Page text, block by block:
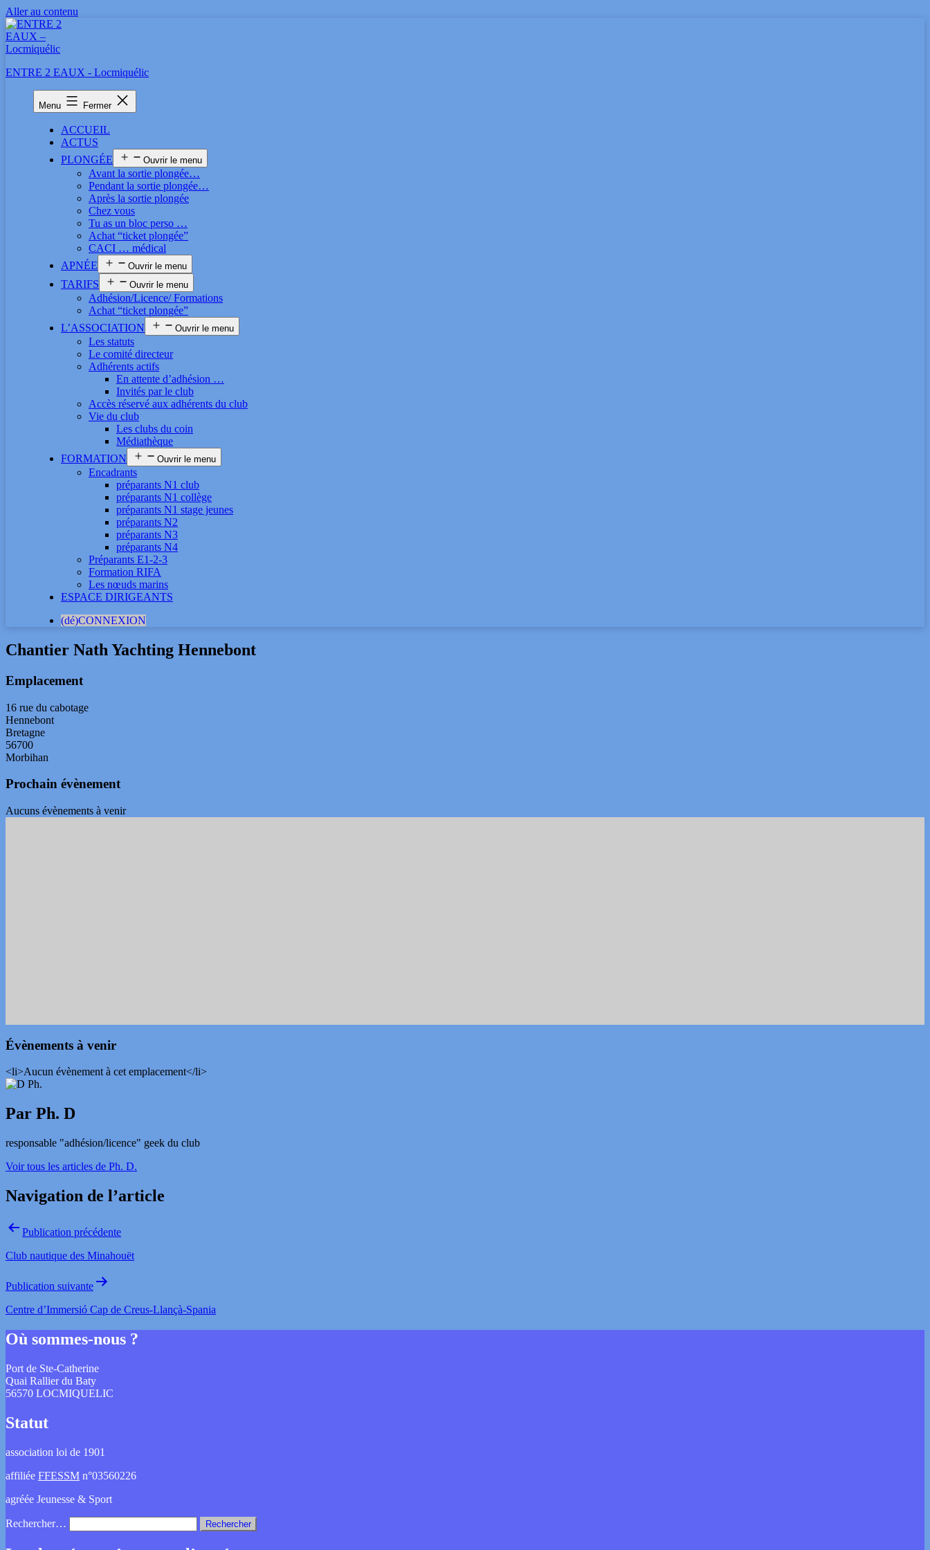
Aller au contenu
ENTRE 2 EAUX - Locmiquélic
Menu Fermer
ACCUEIL
ACTUS
PLONGÉE
Ouvrir le menu
Avant la sortie plongée…
Pendant la sortie plongée…
Après la sortie plongée
Chez vous
Tu as un bloc perso …
Achat “ticket plongée”
CACI … médical
APNÉE
Ouvrir le menu
TARIFS Ouvrir le menu
Adhésion/Licence/ Formations
Achat “ticket plongée”
L’ASSOCIATION
Ouvrir le menu
Les statuts
Le comité directeur
Adhérents actifs
En attente d’adhésion …
Invités par le club
Accès réservé aux adhérents du club
Vie du club
Les clubs du coin
Médiathèque
FORMATION
Ouvrir le menu
Encadrants
préparants N1 club
préparants N1 collège
préparants N1 stage jeunes
préparants N2
préparants N3
préparants N4
Préparants E1-2-3
Formation RIFA
Les nœuds marins
ESPACE DIRIGEANTS
(dé)CONNEXION
Chantier Nath Yachting Hennebont
Emplacement
16 rue du cabotage
Hennebont
Bretagne
56700
Morbihan
Prochain évènement
Aucuns évènements à venir
Évènements à venir
<li>Aucun évènement à cet emplacement</li>
Par Ph. D
responsable "adhésion/licence" geek du club
Voir tous les articles de Ph. D.
Navigation de l’article
Publication précédente
Club nautique des Minahouët
Publication suivante
Centre d’Immersió Cap de Creus-Llançà-Spania
Où sommes-nous ?
Port de Ste-Catherine
Quai Rallier du Baty
56570 LOCMIQUELIC
Statut
association loi de 1901
affiliée FFESSM n°03560226
agréée Jeunesse & Sport
Rechercher…